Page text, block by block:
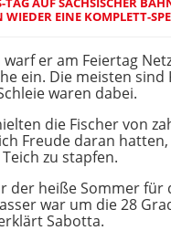
WIEDER EINE KOMPLETT-
er am Feiertag
ein. Die meisten sind
waren dabei.
die Fischer von
Freude daran
zu stapfen.
der heiße Sommer für
war um die 28
Sabotta.